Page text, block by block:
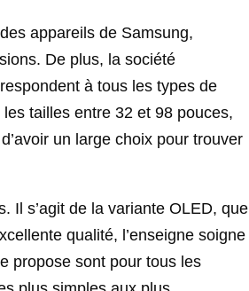
appareils de Samsung,
De plus, la société
à tous les types de
tailles entre 32 et 98 pouces,
un large choix pour trouver
Il s’agit de la variante OLED, que
qualité, l’enseigne soigne
propose sont pour tous les